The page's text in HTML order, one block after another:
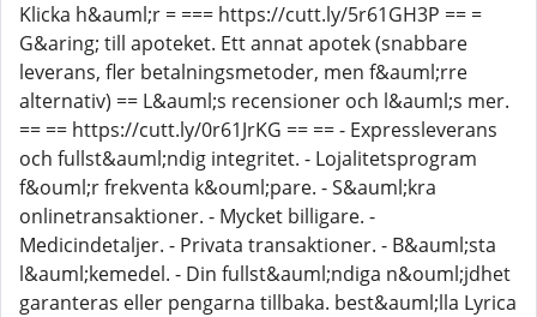
Klicka h&auml;r = === https://cutt.ly/5r61GH3P == =
G&aring; till apoteket. Ett annat apotek (snabbare
leverans, fler betalningsmetoder, men f&auml;rre
alternativ) == L&auml;s recensioner och l&auml;s mer.
== == https://cutt.ly/0r61JrKG == == - Expressleverans
och fullst&auml;ndig integritet. - Lojalitetsprogram
f&ouml;r frekventa k&ouml;pare. - S&auml;kra
onlinetransaktioner. - Mycket billigare. -
Medicindetaljer. - Privata transaktioner. - B&auml;sta
l&auml;kemedel. - Din fullst&auml;ndiga n&ouml;jdhet
garanteras eller pengarna tillbaka. best&auml;lla Lyrica